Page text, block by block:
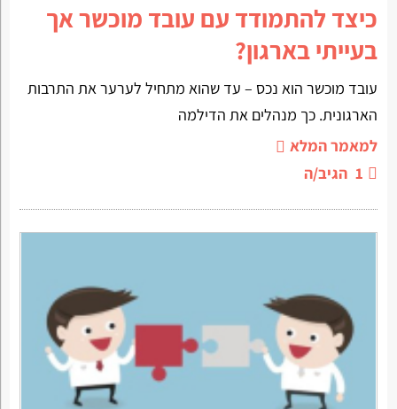
כיצד להתמודד עם עובד מוכשר אך
בעייתי בארגון?
עובד מוכשר הוא נכס – עד שהוא מתחיל לערער את התרבות
הארגונית. כך מנהלים את הדילמה
למאמר המלא
1 הגיב/ה